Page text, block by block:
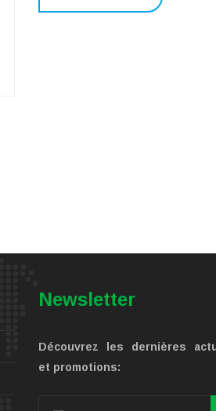
Newsletter
Découvrez les dernières
et promotions: